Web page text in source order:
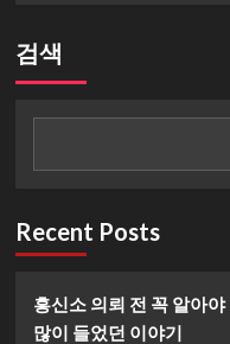
검색
Recent Posts
흥신소 의뢰 전 꼭 알아
많이 들었던 이야기